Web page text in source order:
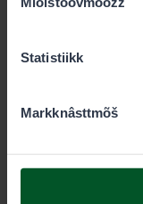
Statistiikk
Markknâsttmõš